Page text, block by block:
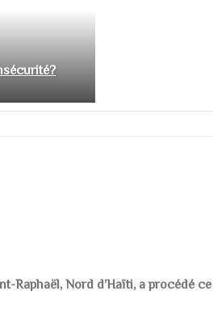
Nord d’Haïti, a procédé